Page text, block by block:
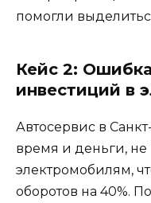
помогли
Кейс 2:
инвестиций в
Автосервис в
время и деньги,
электромобилям,
оборотов на 40%.